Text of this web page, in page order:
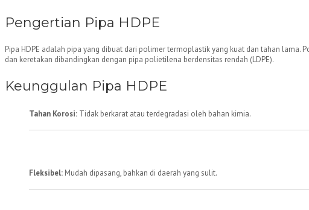
Pengertian Pipa HDPE
Pipa HDPE adalah pipa yang dibuat dari polimer termoplastik yang kuat dan tahan
dan keretakan dibandingkan dengan pipa polietilena berdensitas rendah (LDPE).
Keunggulan Pipa HDPE
Tahan Korosi: Tidak berkarat atau terdegradasi oleh bahan kimia.
Fleksibel: Mudah dipasang, bahkan di daerah yang sulit.